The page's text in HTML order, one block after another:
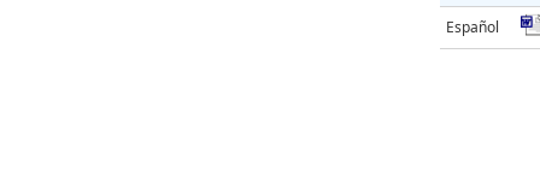
Español